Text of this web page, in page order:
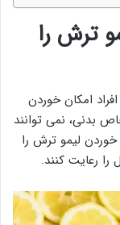
ترش را
امکان خوردن
بدنی، نمی توانند
خوردن لیمو ترش را
را رعایت کنند.